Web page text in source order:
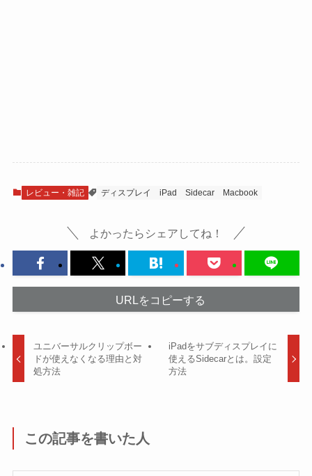
レビュー・雑記 ディスプレイ iPad Sidecar Macbook
よかったらシェアしてね！
URLをコピーする
ユニバーサルクリップボー
ドが使えなくなる理由と対
処方法
iPadをサブディスプレイに
使えるSidecarとは。設定
方法
この記事を書いた人